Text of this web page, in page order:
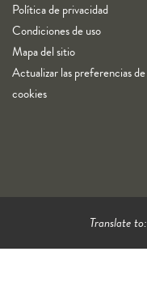
Política de privacidad
Condiciones de uso
Mapa del sitio
Actualizar las preferencias de
cookies
Translate to: